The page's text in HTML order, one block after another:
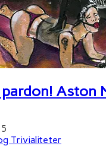
Aston
Trivialiteter